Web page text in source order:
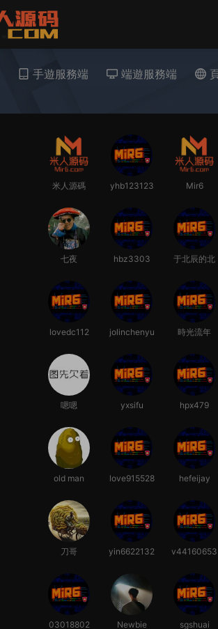
手遊服務端 端遊服務端
米人源碼 yhb123123 Mir6
七夜 hbz3303 于北辰的北
lovedc112 jolinchenyu 時光流年
嗯嗯 yxsifu hpx479
old man love915528 hefeijay
刀哥 yin6622132 v44160653
03018802 Newbie sgshuai